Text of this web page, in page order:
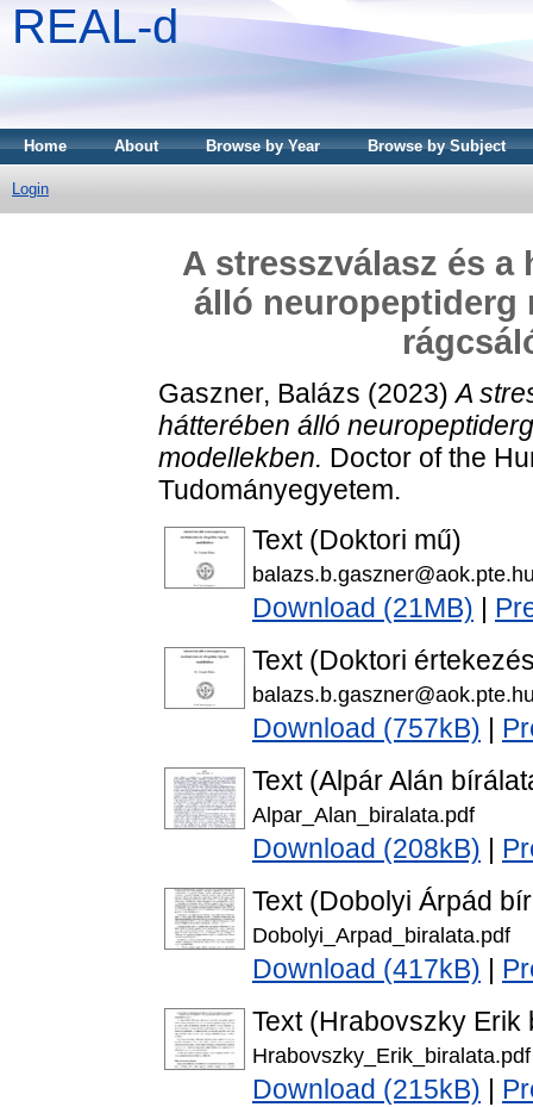
REAL-d
Home About Browse by Year Browse by Subject
Login
A stresszválasz és a
álló neuropeptiderg
Gaszner, Balázs (2023)A
hátterében álló
modellekben. Doctor of the
Tudományegyetem.
Text (Doktori mű)
Download (21MB)
Text (Doktori
Download (757kB)
Text (Alpár Alán
Alpar_Alan_biralata.pdf
Download (208kB)
Text (Dobolyi Árpád
Dobolyi_Arpad_biralata.pdf
Download (417kB)
Text (Hrabovszky Erik
Hrabovszky_Erik_biralata.pdf
Download (215kB)